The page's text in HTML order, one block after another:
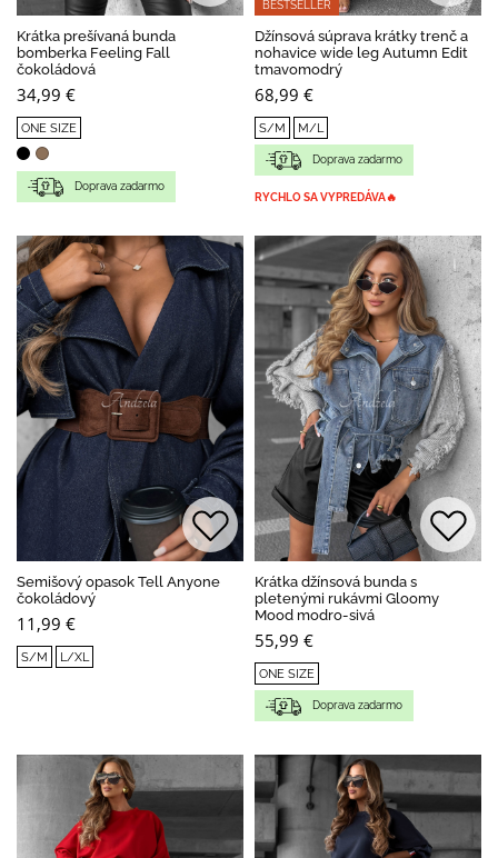
Krátka prešívaná bunda
bomberka Feeling Fall
čokoládová
34,99 €
ONE SIZE
Doprava zadarmo
BESTSELLER
Džínsová súprava krátky trenč a
nohavice wide leg Autumn Edit
tmavomodrý
68,99 €
S/M M/L
Doprava zadarmo
RYCHLO SA VYPREDÁVA🔥
Semišový opasok Tell Anyone
čokoládový
11,99 €
S/M L/XL
Krátka džínsová bunda s
pletenými rukávmi Gloomy
Mood modro-sivá
55,99 €
ONE SIZE
Doprava zadarmo